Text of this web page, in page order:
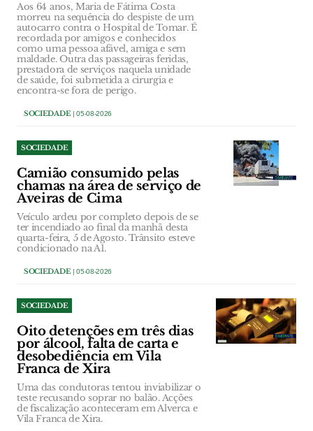
Aos 64 anos, Maria de Fátima Costa
morreu na sequência do despiste de um
autocarro contra o Hospital de Tomar. É
recordada por amigos e conhecidos
como uma pessoa afável, amiga e sem
maldade. Outra das passageiras feridas,
prestadora de serviços naquela unidade
de saúde, foi submetida a cirurgia e
encontra-se fora de perigo.
SOCIEDADE| 05-08-2026
SOCIEDADE
Camião consumido pelas
chamas na área de serviço de
Aveiras de Cima
Veículo ardeu por completo depois de se
ter incendiado ao final da manhã desta
quarta-feira, 5 de Agosto. Trânsito esteve
condicionado na A1.
SOCIEDADE| 05-08-2026
SOCIEDADE
Oito detenções em três dias
por álcool, falta de carta e
desobediência em Vila
Franca de Xira
Uma das condutoras tentou inviabilizar o
teste recusando soprar no balão. Acções
de fiscalização aconteceram em Alverca e
Vila Franca de Xira.